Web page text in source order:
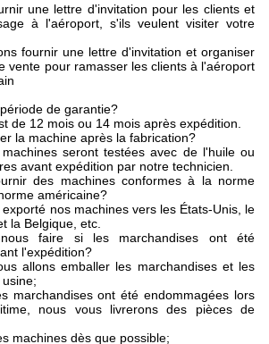
une lettre d'invitation pour les clients et
à l'aéroport, s'ils veulent visiter votre
fournir une lettre d'invitation et organiser
vente pour ramasser les clients à l'aéroport
de garantie?
de 12 mois ou 14 mois après expédition.
la machine après la fabrication?
seront testées avec de l'huile ou
avant expédition par notre technicien.
des machines conformes à la norme
américaine?
nos machines vers les États-Unis, le
la Belgique, etc.
faire si les marchandises ont été
l'expédition?
allons emballer les marchandises et les
marchandises ont été endommagées lors
nous vous livrerons des pièces de
machines dès que possible;